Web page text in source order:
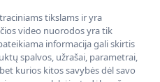
tikslams ir yra
video nuorodos yra tik
informacija gali skirtis
spalvos, užrašai, parametrai,
kurios kitos savybės dėl savo